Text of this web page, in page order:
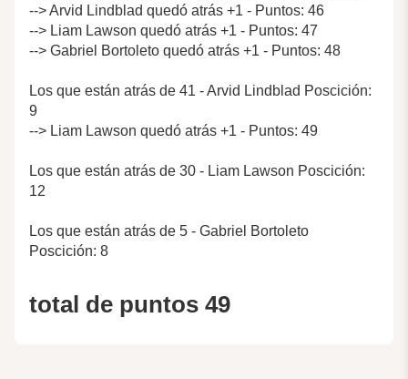
--> Arvid Lindblad quedó atrás +1 - Puntos: 46
--> Liam Lawson quedó atrás +1 - Puntos: 47
--> Gabriel Bortoleto quedó atrás +1 - Puntos: 48
Los que están atrás de 41 - Arvid Lindblad Poscición:
9
--> Liam Lawson quedó atrás +1 - Puntos: 49
Los que están atrás de 30 - Liam Lawson Poscición:
12
Los que están atrás de 5 - Gabriel Bortoleto
Poscición: 8
total de puntos 49